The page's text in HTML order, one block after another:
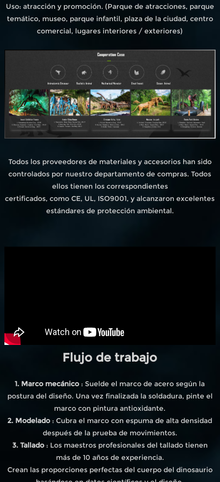
Uso: atracción y promoción. (Parque de atracciones, parque
temático, museo, parque infantil, plaza de la ciudad, centro
comercial, lugares interiores / exteriores)
Todos los proveedores de materiales y accesorios han sido
controlados por nuestro departamento de compras. Todos
ellos tienen los correspondientes
certificados, como CE, UL, ISO9001, y alcanzaron excelentes
estándares de protección ambiental.
Flujo de trabajo
1. Marco mecánico : Suelde el marco de acero según la
postura del diseño. Una vez finalizada la soldadura, pinte el
marco con pintura antioxidante.
2. Modelado : Cubra el marco con espuma de alta densidad
después de la prueba de movimientos.
3. Tallado: Los maestros profesionales del tallado tienen
más de 10 años de experiencia.
Crean las proporciones perfectas del cuerpo del dinosaurio